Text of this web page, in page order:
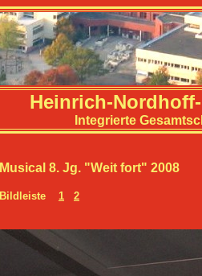
Heinrich-
Integrierte
Musical 8. Jg. "Weit fort" 2008
Bildleiste 1 2